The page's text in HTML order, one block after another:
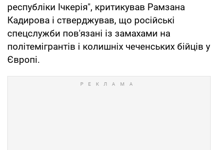
республіки Ічкерія", критикував Рамзана
Кадирова і стверджував, що російські
спецслужби пов'язані із замахами на
політемігрантів і колишніх чеченських бійців у
Європі.